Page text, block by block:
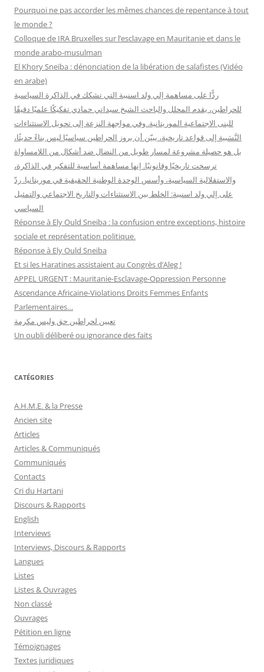
r
c
h
r
Pourquoi ne pas accorder les mêmes chances de repentance à tout
le monde ?
Colloque de IRA Bruxelles sur l’esclavage en Mauritanie et dans le
monde arabo-musulman
El Khory Sneïba : dénonciation de la libération de salafistes (Vidéo
en arabe)
ردًّا على مساهمة إلي ولد اسنيبة التي تشكك في الذاكرة السياسية
للحراطين، يقدم المحلل والباحث الشيخ سيداتي حمادي تفكيكًا علميًا دقيقًا
للبنى الاجتماعية الموريتانية. وفي مواجهة النزعة إلى تحويل الاستثناءات
النَّسَبية إلى قواعد تاريخية، يبيّن أن بروز الحراطين سياسيًا ليس بناءً حديثًا،
بل هو حصيلة مشروعة لمسار طويل من النضال ضد أشكال من اللامساواة
ترسخت تاريخيًا وقانونيًا. إنها مساهمة أساسية للتفكير في الذاكرة،
والاستقلالية السياسية، وأسس الوحدة الوطنية الحقيقية في موريتانيا. ردّ
على إلي ولد اسنيبة: الخلط بين الاستثناءات والتاريخ الاجتماعي والتمثيل
السياسي
Réponse à Ely Ould Sneiba : la confusion entre exceptions, histoire
sociale et représentation politique.
Réponse à Ely Ould Sneiba
Et si les Haratines assistaient au Congrès d’Aleg !
APPEL URGENT : Mauritanie-Esclavage-Oppression Personne
Ascendance Africaine-Violations Droits Femmes Enfants
Parlementaires…
تعيين لحراطين حق وليس مكرمة
Un oubli déliberé ou ignorance des faits
CATÉGORIES
A.H.M.E. & la Presse
Ancien site
Articles
Articles & Communiqués
Communiqués
Contacts
Cri du Hartani
Discours & Rapports
English
Interviews
Interviews, Discours & Rapports
Langues
Listes
Listes & Ouvrages
Non classé
Ouvrages
Pétition en ligne
Témoignages
Textes juridiques